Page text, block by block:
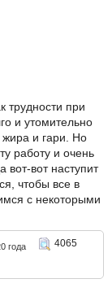
трудности при
и утомительно
жира и гари. Но
работу и очень
вот-вот наступит
чтобы все в
с некоторыми
года
4065